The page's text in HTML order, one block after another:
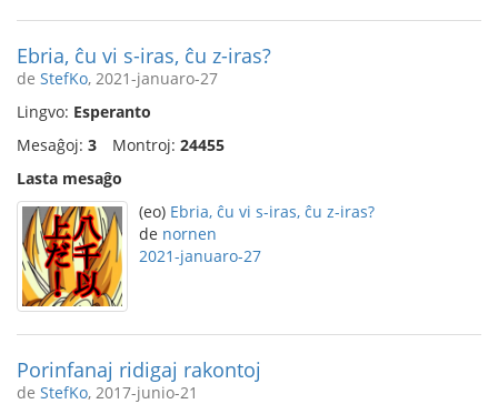
Ebria, ĉu vi s-iras, ĉu z-iras?
de StefKo, 2021-januaro-27
Lingvo: Esperanto
Mesaĝoj: 3 Montroj: 24455
Lasta mesaĝo
(eo) Ebria, ĉu vi s-iras, ĉu z-iras?
de nornen
2021-januaro-27
Porinfanaj ridigaj rakontoj
de StefKo, 2017-junio-21